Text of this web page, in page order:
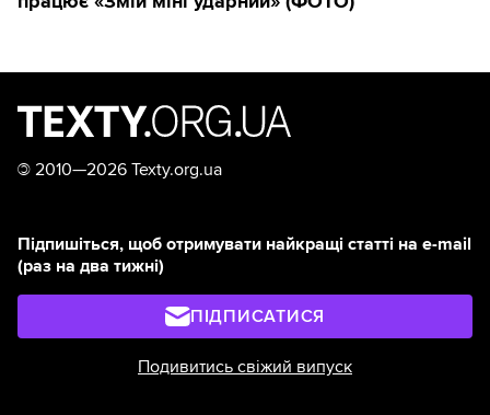
© 2010—2026 Texty.org.ua
Підпишіться, щоб отримувати найкращі статті на e-mail
(раз на два тижні)
ПІДПИСАТИСЯ
Подивитись свіжий випуск